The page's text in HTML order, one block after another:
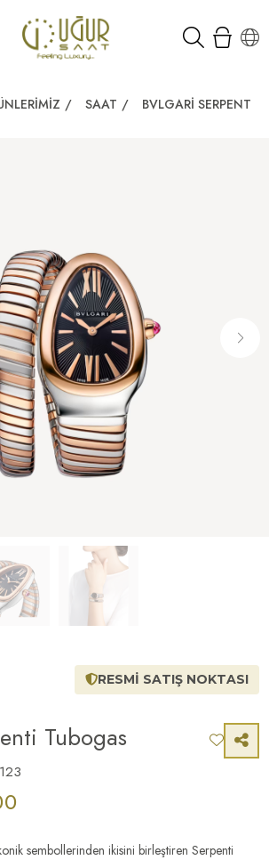
/ SAAT / BVLGARI SERPENTI
RESMİ SATIŞ NOKTASI
Tubogas
sembollerinden ikisini birleştiren Serpenti